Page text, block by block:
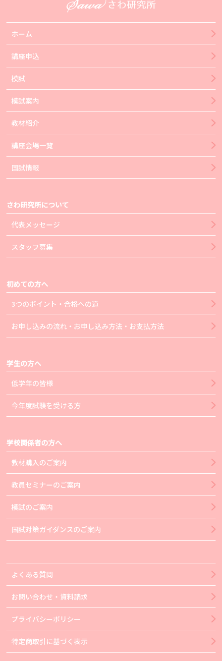
ホーム
講座申込
模試
模試案内
教材紹介
講座会場一覧
国試情報
さわ研究所について
代表メッセージ
スタッフ募集
初めての方へ
3つのポイント・合格への道
お申し込みの流れ・お申し込み方法・お支払方法
学生の方へ
低学年の皆様
今年度試験を受ける方
学校関係者の方へ
教材購入のご案内
教員セミナーのご案内
模試のご案内
国試対策ガイダンスのご案内
よくある質問
お問い合わせ・資料請求
プライバシーポリシー
特定商取引に基づく表示